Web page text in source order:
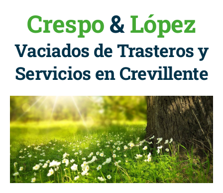
Crespo&López
Vaciados de Trasteros y
Servicios en Crevillente